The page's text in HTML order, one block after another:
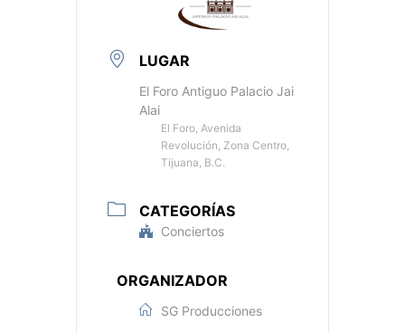
LUGAR
El Foro Antiguo Palacio Jai
Alai
El Foro, Avenida
Revolución, Zona Centro,
Tijuana, B.C.
CATEGORÍAS
Conciertos
ORGANIZADOR
SG Producciones